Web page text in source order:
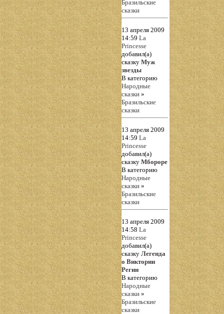
Бразильские
сказки
13 апреля 2009
14:59 La
Princesse
добавил(а)
сказку Муж
звезды
В категорию
Народные
сказки »
Бразильские
сказки
13 апреля 2009
14:59 La
Princesse
добавил(а)
сказку Мбороре
В категорию
Народные
сказки »
Бразильские
сказки
13 апреля 2009
14:58 La
Princesse
добавил(а)
сказку Легенда
о Виктории
Регии
В категорию
Народные
сказки »
Бразильские
сказки